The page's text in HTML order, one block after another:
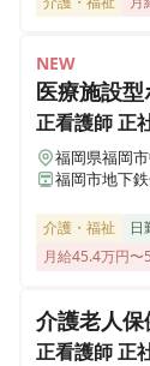
NEW
医療施設
正看護師正
福岡県福岡
福岡市地下
介護・福祉 日
月給45.4万円〜
介護老人
正看護師正